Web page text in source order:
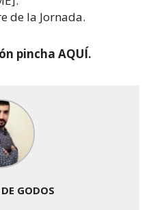
de la Jornada.
pincha AQUÍ.
GODOS